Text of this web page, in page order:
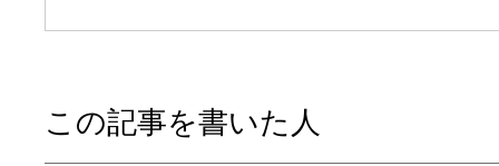
この記事を書いた人